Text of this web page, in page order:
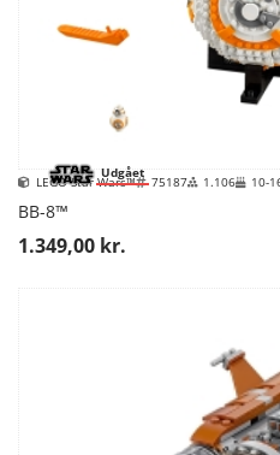
Udgået
LEGO Star Wars™ 75187 1.106 10-
BB-8™
1.349,00 kr.